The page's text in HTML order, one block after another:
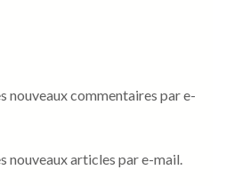
nouveaux commentaires par e-
nouveaux articles par e-mail.